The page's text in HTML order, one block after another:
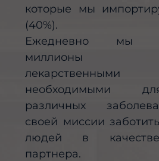
которые мы
(40%).
Ежедневно мы
миллионы
лекарственными
необходимыми
различных
своей миссии
людей в
партнера.